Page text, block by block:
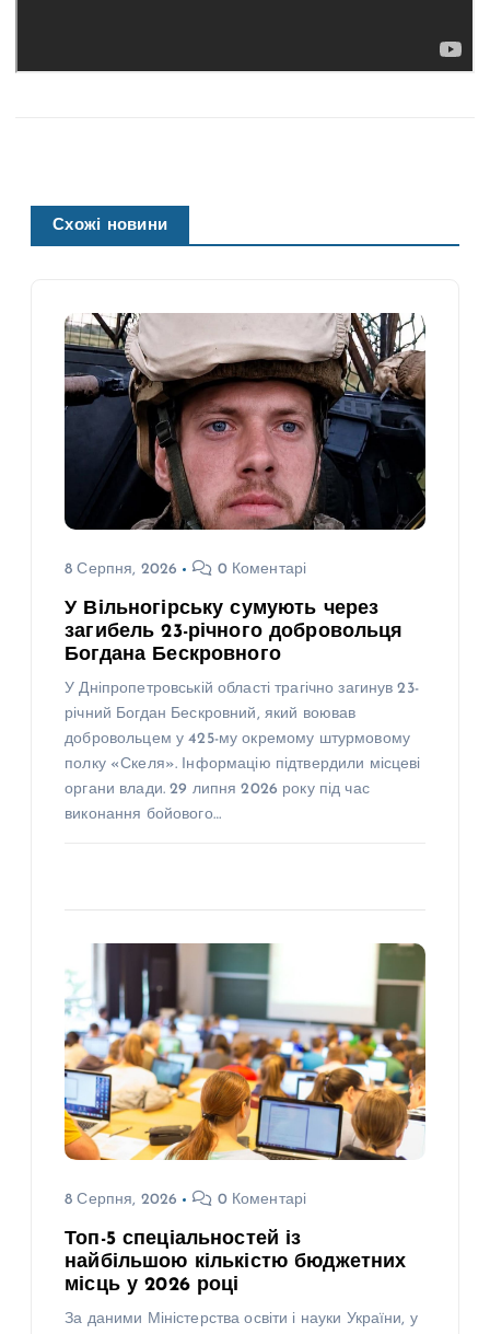
Схожі новини
8 Серпня, 2026 0 Коментарі
У Вільногірську сумують через
загибель 23-річного добровольця
Богдана Бескровного
У Дніпропетровській області трагічно загинув 23-
річний Богдан Бескровний, який воював
добровольцем у 425-му окремому штурмовому
полку «Скеля». Інформацію підтвердили місцеві
органи влади. 29 липня 2026 року під час
виконання бойового…
8 Серпня, 2026 0 Коментарі
Топ-5 спеціальностей із
найбільшою кількістю бюджетних
місць у 2026 році
За даними Міністерства освіти і науки України, у